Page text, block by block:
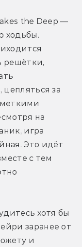
the Deep —
ходьбы.
решётки,
за
на
игра
Это идёт
с тем
хотя бы
заранее от
и